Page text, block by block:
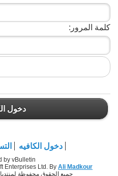
كلمة المرور:
دخول
دخول الكافيه
by vBulletin®
Enterprises Ltd. By Ali Madkour
جميع الحقوق محفوظة لمنتديات